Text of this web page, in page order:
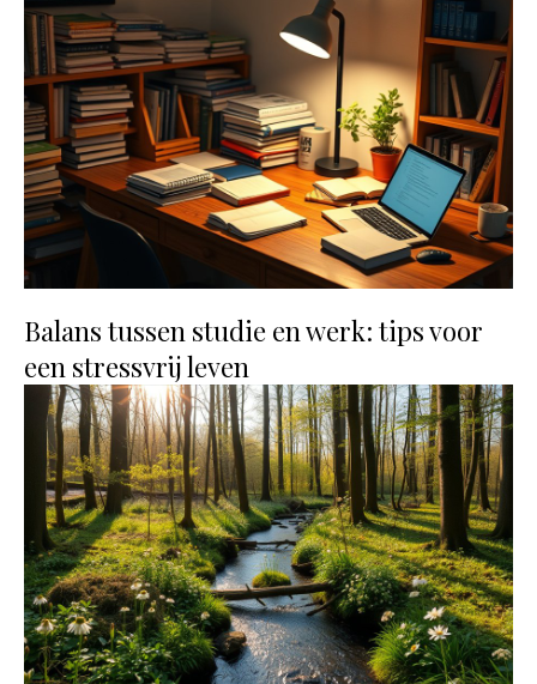
Balans tussen studie en werk: tips voor
een stressvrij leven